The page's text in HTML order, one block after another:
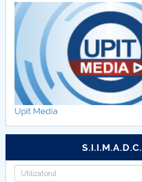
MENIU CANTINA
Drept
Drept IFR
Administratie publica
Upit Media
S.I.I.M.A.D.C.
Utilizatorul